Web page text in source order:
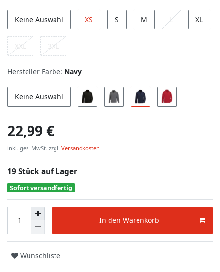
Keine Auswahl XS S M L XL
XXL 3XL
Hersteller Farbe: Navy
Keine Auswahl
22,99 €
inkl. ges. MwSt. zzgl. Versandkosten
19 Stück auf Lager
Sofort versandfertig
In den Warenkorb
Wunschliste